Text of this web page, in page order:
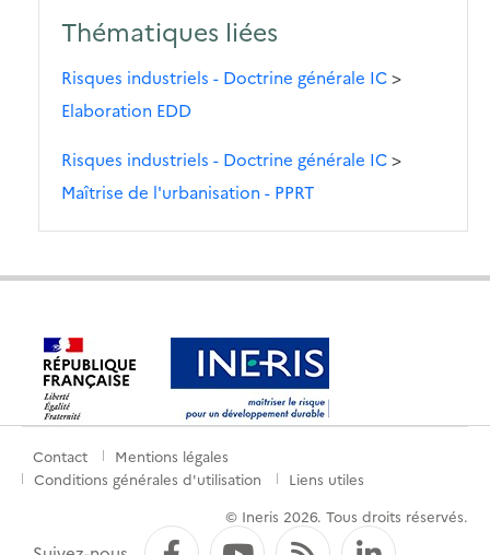
Thématiques liées
Risques industriels - Doctrine générale IC>
Elaboration EDD
Risques industriels - Doctrine générale IC>
Maîtrise de l'urbanisation - PPRT
Menu
pied
Contact
Mentions légales
Conditions générales d'utilisation
Liens utiles
© Ineris 2026. Tous droits réservés.